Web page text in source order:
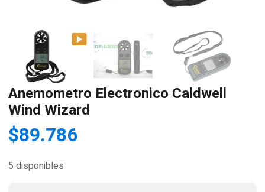
Anemometro Electronico Caldwell
Wind Wizard
$89.786
5 disponibles